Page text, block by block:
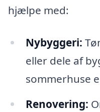
hjælpe med:
Nybyggeri:
eller dele af
sommerhuse
Renovering: